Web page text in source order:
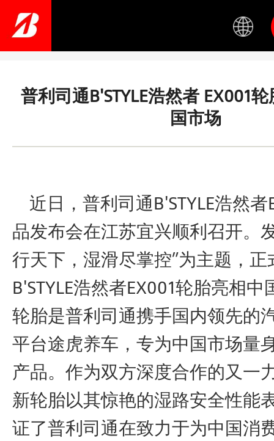
content
普利司通B'STYLE浩然者 EX001
国市场
近日，普利司通B'STYLE浩然者
品发布会在江苏宜兴顺利召开。
行天下，湿滑尽掌控”为主题，正
B'STYLE浩然者EX001轮胎亮相
轮胎是普利司通携手国内领先的
平台途虎养车，专为中国市场量
产品。作为双方深度合作的又一
新轮胎以其惊艳的湿路安全性能
证了普利司通在致力于为中国消